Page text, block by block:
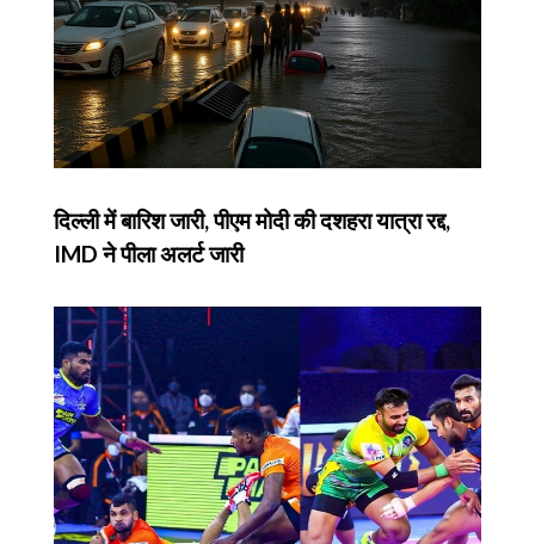
दिल्ली में बारिश जारी, पीएम मोदी की दशहरा यात्रा रद्द,
IMD ने पीला अलर्ट जारी